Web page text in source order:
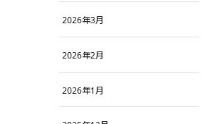
2026年3月
2026年2月
2026年1月